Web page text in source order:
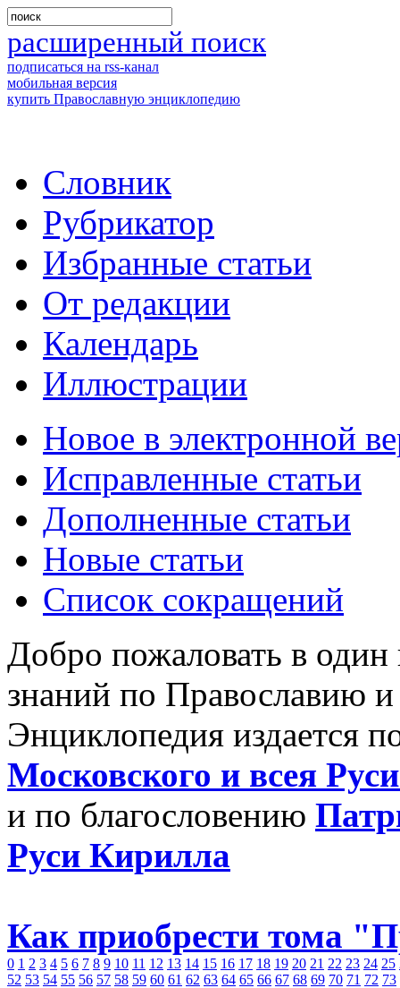
расширенный поиск
подписаться на rss-канал
мобильная версия
купить Православную энциклопедию
Словник
Рубрикатор
Избранные статьи
От редакции
Календарь
Иллюстрации
Новое в электронной
Исправленные статьи
Дополненные статьи
Новые статьи
Список сокращений
Добро пожаловать в
знаний по Православию
Энциклопедия издается
Московского и всея
и по благословению
Руси Кирилла
Как приобрести тома
0 1 2 3 4 5 6 7 8 9 10 11 12 13 14 15 16 17 18 19 20 21 22 23 24 25
52 53 54 55 56 57 58 59 60 61 62 63 64 65 66 67 68 69 70 71 72 73